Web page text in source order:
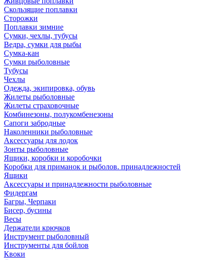
Скользящие поплавки
Сторожки
Поплавки зимние
Сумки, чехлы, тубусы
Ведра, сумки для рыбы
Сумка-кан
Сумки рыболовные
Тубусы
Чехлы
Одежда, экипировка, обувь
Жилеты рыболовные
Жилеты страховочные
Комбинезоны, полукомбенезоны
Сапоги забродные
Наколенники рыболовные
Аксессуары для лодок
Зонты рыболовные
Ящики, коробки и коробочки
Коробки для приманок и рыболов. принадлежностей
Ящики
Аксессуары и принадлежности рыболовные
Фидергам
Багры, Черпаки
Бисер, бусины
Весы
Держатели крючков
Инструмент рыболовный
Инструменты для бойлов
Квоки